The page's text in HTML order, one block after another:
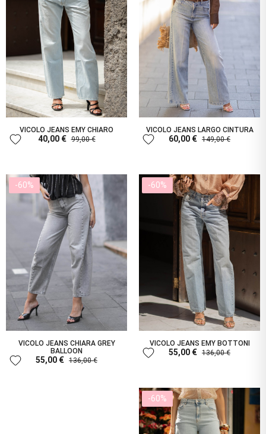
VICOLO JEANS EMY CHIARO
40,00 € 99,00 €
favorite
VICOLO JEANS LARGO CINTURA
60,00 € 149,00 €
favorite
-60%
VICOLO JEANS CHIARA GREY
BALLOON
55,00 € 136,00 €
favorite
-60%
VICOLO JEANS EMY BOTTONI
55,00 € 136,00 €
favorite
-60%